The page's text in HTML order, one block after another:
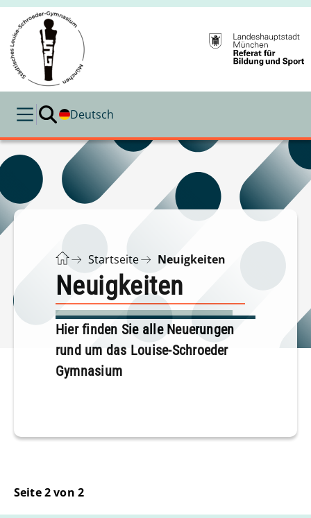
Deutsch
Startseite Neuigkeiten
Neuigkeiten
Hier finden Sie alle Neuerungen
rund um das Louise-Schroeder
Gymnasium
Seite 2 von 2